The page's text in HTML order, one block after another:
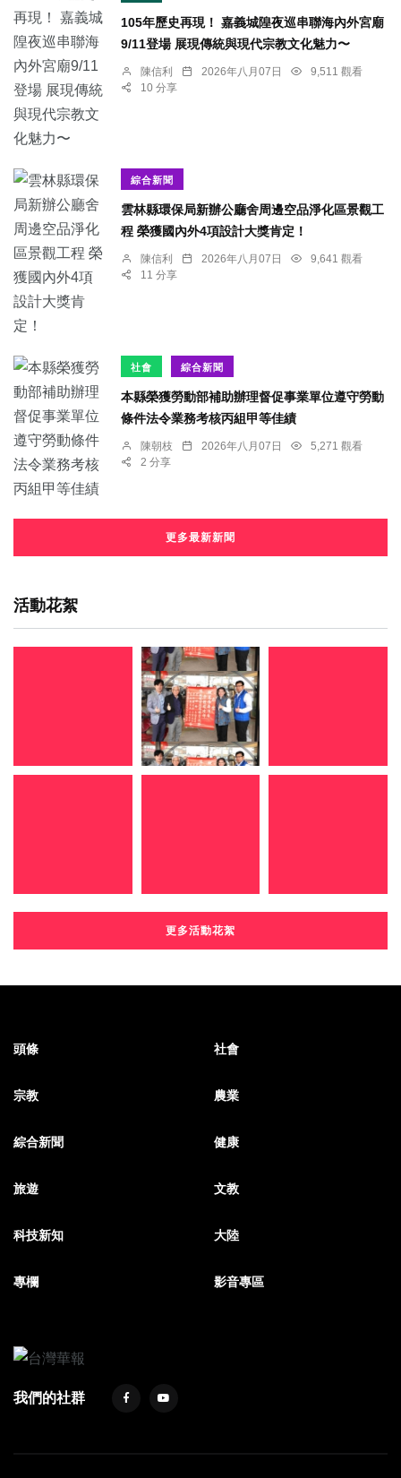
105年歷史再現！ 嘉義城隍夜巡串聯海內外宮廟
9/11登場 展現傳統與現代宗教文化魅力〜
陳信利 2026年八月07日
9,511 觀看
10 分享
綜合新聞
雲林縣環保局新辦公廳舍周邊空品淨化區景觀工
程 榮獲國內外4項設計大獎肯定！
陳信利 2026年八月07日
9,641 觀看
11 分享
社會 綜合新聞
本縣榮獲勞動部補助辦理督促事業單位遵守勞動
條件法令業務考核丙組甲等佳績
陳朝枝 2026年八月07日
5,271 觀看
2 分享
更多最新新聞
活動花絮
更多活動花絮
頭條 社會
宗教 農業
綜合新聞 健康
旅遊 文教
科技新知 大陸
專欄 影音專區
我們的社群